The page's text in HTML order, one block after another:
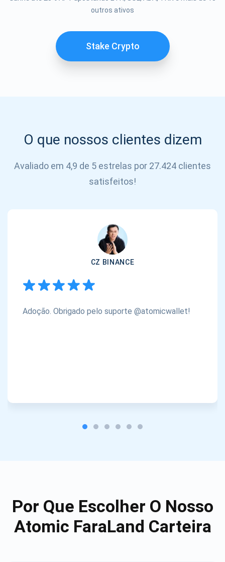
outros ativos
Stake Crypto
O que nossos clientes dizem
Avaliado em 4,9 de 5 estrelas por 27.424 clientes
satisfeitos!
CZ BINANCE
Adoção. Obrigado pelo suporte @atomicwallet!
Por Que Escolher O Nosso
Atomic FaraLand Carteira
INSCREVER